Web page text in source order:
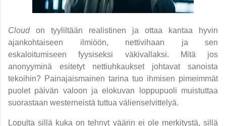
Cloudon tyyliltään realistinen ja ottaa kantaa hyvin
ajankohtaiseen ilmiöön, nettivihaan ja sen
eskaloitumiseen fyysiseksi väkivallaksi. Mitä jos
anonyyminä esitetyt nettiuhkaukset johtavat sanoista
tekoihin? Painajaismainen tarina tuo ihmisen pimeimmät
puolet päivän valoon ja elokuvan loppupuoli muistuttaa
suorastaan westerneistä tuttua välienselvittelyä.
Lopulta sillä kuka on tehnyt väärin ei ole merkitystä, sillä